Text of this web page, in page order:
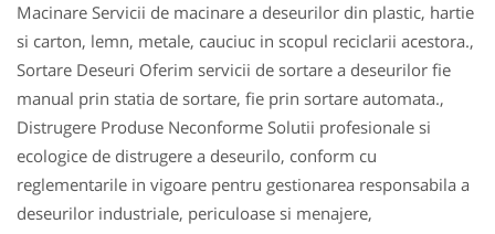
Macinare Servicii de macinare a deseurilor din plastic, hartie
si carton, lemn, metale, cauciuc in scopul reciclarii acestora.,
Sortare Deseuri Oferim servicii de sortare a deseurilor fie
manual prin statia de sortare, fie prin sortare automata.,
Distrugere Produse Neconforme Solutii profesionale si
ecologice de distrugere a deseurilo, conform cu
reglementarile in vigoare pentru gestionarea responsabila a
deseurilor industriale, periculoase si menajere,